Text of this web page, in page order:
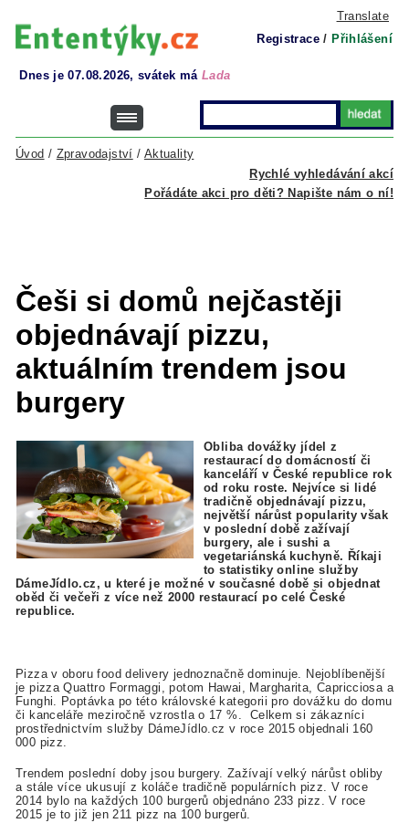
Translate
Registrace / Přihlášení
Dnes je 07.08.2026, svátek má Lada
Rychlé vyhledávání akcí
Úvod / Zpravodajství / Aktuality
Pořádáte akci pro děti? Napište nám o ní!
Češi si domů nejčastěji
objednávají pizzu,
aktuálním trendem jsou
burgery
Obliba dovážky jídel z
restaurací do domácností či
kanceláří v České republice rok
od roku roste. Nejvíce si lidé
tradičně objednávají pizzu,
největší nárůst popularity však
v poslední době zažívají
burgery, ale i sushi a
vegetariánská kuchyně. Říkaji
to statistiky online služby
DámeJídlo.cz, u které je možné v současné době si objednat
oběd či večeři z více než 2000 restaurací po celé České
republice.
Pizza v oboru food delivery jednoznačně dominuje. Nejoblíbenější
je pizza Quattro Formaggi, potom Hawai, Margharita, Capricciosa a
Funghi.
Poptávka po této královské kategorii pro dovážku do domu
či kanceláře meziročně vzrostla o 17 %. Celkem si zákazníci
prostřednictvím služby DámeJídlo.cz v roce 2015 objednali 160
000 pizz.
Trendem poslední doby jsou burgery. Zažívají velký nárůst obliby
a stále více ukusují z koláče tradičně populárních pizz. V roce
2014 bylo na každých 100 burgerů objednáno 233 pizz. V roce
2015 je to již jen 211 pizz na 100 burgerů.